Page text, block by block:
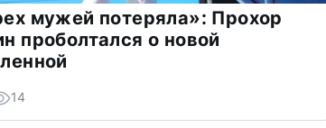
мужей потеряла»: Прохор
проболтался о новой
14